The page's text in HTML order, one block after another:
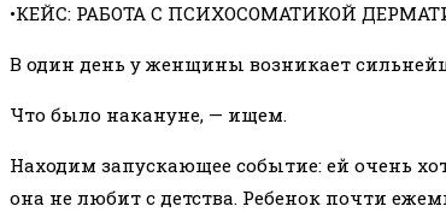
записи:
•КЕЙС: РАБОТА С ПСИХОСОМАТИКОЙ
В один день у женщины возникает
Что было накануне, — ищем.
Находим запускающее событие: ей очень
она не любит с детства. Ребенок почти